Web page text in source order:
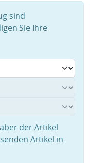
sind
Sie Ihre
der Artikel
Artikel in